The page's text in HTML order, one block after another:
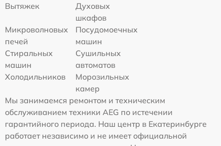
Вытяжек
Духовых
шкафов
Микроволновых
печей
Посудомоечных
машин
Стиральных
машин
Сушильных
автоматов
Холодильников
Морозильных
камер
Мы занимаемся ремонтом и техническим
обслуживанием техники AEG по истечении
гарантийного периода. Наш центр в Екатеринбурге
работает независимо и не имеет официальной